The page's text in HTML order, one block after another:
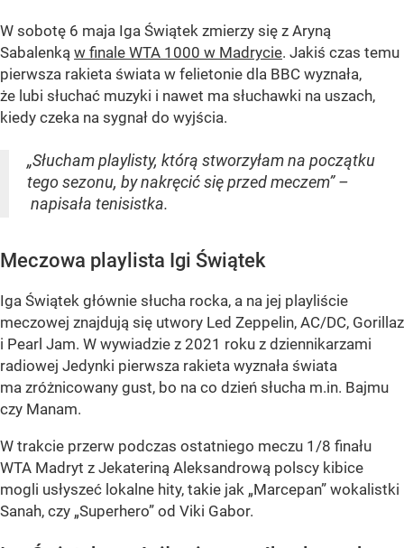
W sobotę 6 maja Iga Świątek zmierzy się z Aryną
Sabalenką w finale WTA 1000 w Madrycie. Jakiś czas temu
pierwsza rakieta świata w felietonie dla BBC wyznała,
że lubi słuchać muzyki i nawet ma słuchawki na uszach,
kiedy czeka na sygnał do wyjścia.
„Słucham playlisty, którą stworzyłam na początku
tego sezonu, by nakręcić się przed meczem” –
napisała tenisistka.
Meczowa playlista Igi Świątek
Iga Świątek głównie słucha rocka, a na jej playliście
meczowej znajdują się utwory Led Zeppelin, AC/DC, Gorillaz
i Pearl Jam. W wywiadzie z 2021 roku z dziennikarzami
radiowej Jedynki pierwsza rakieta wyznała świata
ma zróżnicowany gust, bo na co dzień słucha m.in. Bajmu
czy Manam.
W trakcie przerw podczas ostatniego meczu 1/8 finału
WTA Madryt z Jekateriną Aleksandrową polscy kibice
mogli usłyszeć lokalne hity, takie jak „Marcepan” wokalistki
Sanah, czy „Superhero” od Viki Gabor.